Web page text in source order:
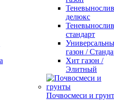
делюкс
стандарт
газон /
Хит газон /
Элитный
Почвосмеси и